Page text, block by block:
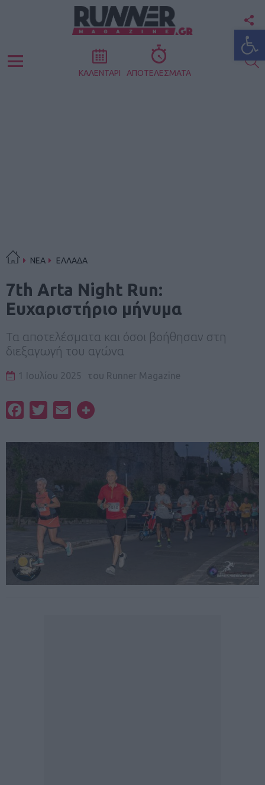
Menu ΚΑΛΕΝΤΑΡΙ ΑΠΟΤΕΛΕΣΜΑΤΑ
ΝΕΑ ΕΛΛΑΔΑ
7th Arta Night Run:
Ευχαριστήριο μήνυμα
Τα αποτελέσματα και όσοι βοήθησαν στη
διεξαγωγή του αγώνα
1 Ιουλίου 2025 του Runner Magazine
FacebookTwitterEmail